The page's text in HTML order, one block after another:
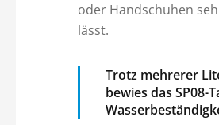
oder Handschuhen
lässt.
Trotz mehrerer
bewies das SP08-